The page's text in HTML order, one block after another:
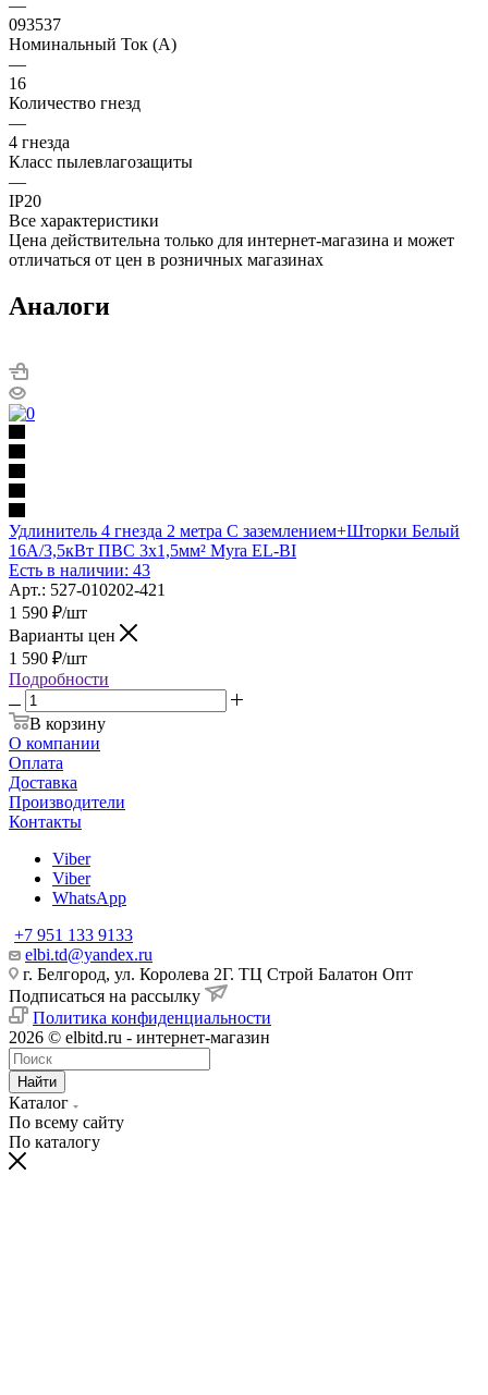
—
093537
Номинальный Ток (A)
—
16
Количество гнезд
—
4 гнезда
Класс пылевлагозащиты
—
IP20
Все характеристики
Цена действительна только для интернет-магазина и может
отличаться от цен в розничных магазинах
Аналоги
Удлинитель 4 гнезда 2 метра С заземлением+Шторки Белый
16А/3,5кВт ПВС 3х1,5мм² Myra EL-BI
Есть в наличии: 43
Арт.: 527-010202-421
1 590 ₽/шт
Варианты цен
1 590 ₽/шт
Подробности
В корзину
О компании
Оплата
Доставка
Производители
Контакты
Viber
Viber
WhatsApp
+7 951 133 9133
elbi.td@yandex.ru
г. Белгород, ул. Королева 2Г. ТЦ Строй Балатон Опт
Подписаться на рассылку
Политика конфиденциальности
2026 © elbitd.ru - интернет-магазин
Найти
Каталог
По всему сайту
По каталогу